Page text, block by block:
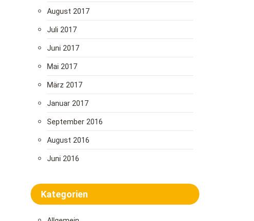
August 2017
Juli 2017
Juni 2017
Mai 2017
März 2017
Januar 2017
September 2016
August 2016
Juni 2016
Kategorien